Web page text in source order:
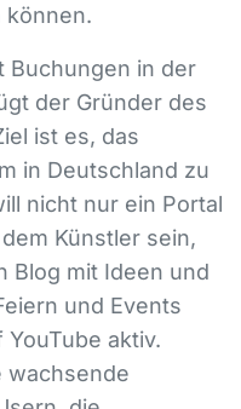
können.
Buchungen in der
der Gründer des
ist es, das
in Deutschland zu
nicht nur ein Portal
Künstler sein,
Blog mit Ideen und
und Events
aktiv.
wachsende